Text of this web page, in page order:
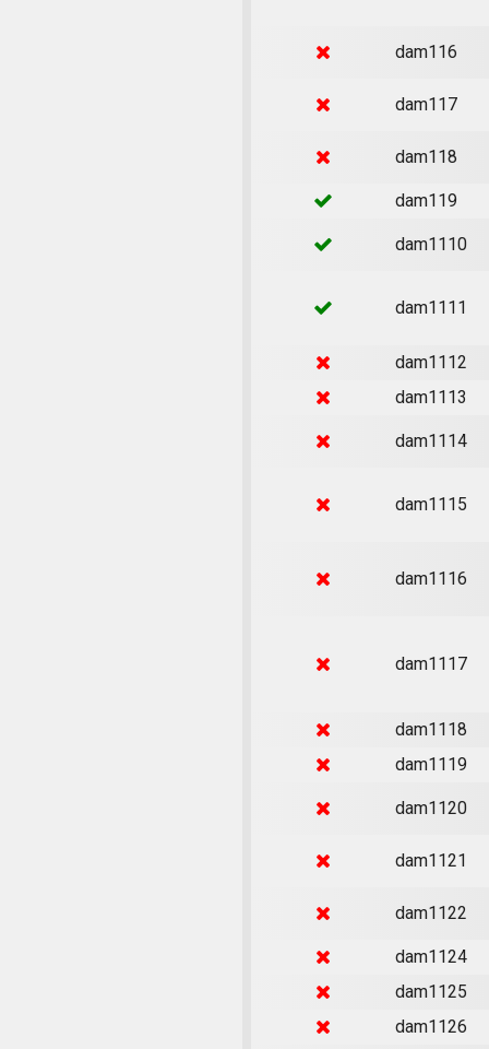
dam116
dam117
dam118
dam119
dam1110
dam1111
dam1112
dam1113
dam1114
dam1115
dam1116
dam1117
dam1118
dam1119
dam1120
dam1121
dam1122
dam1124
dam1125
dam1126